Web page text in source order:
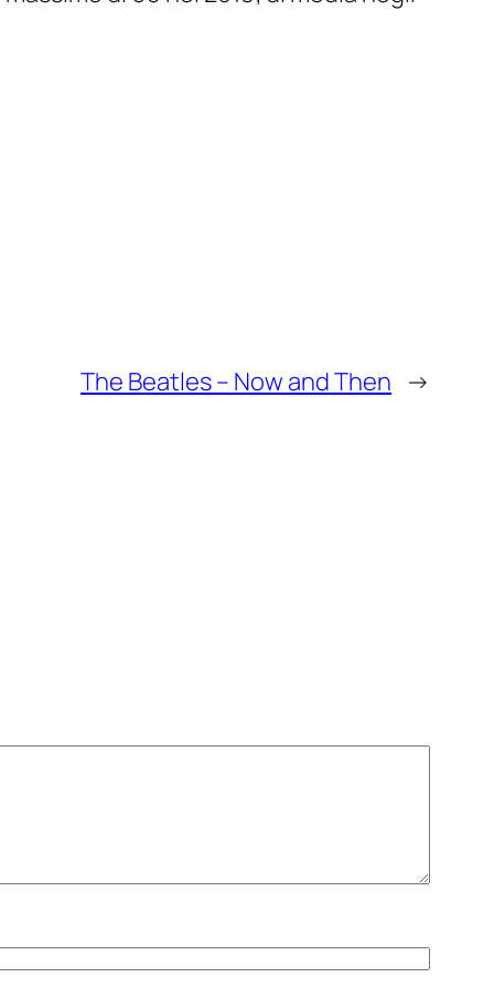
The Beatles – Now and Then →